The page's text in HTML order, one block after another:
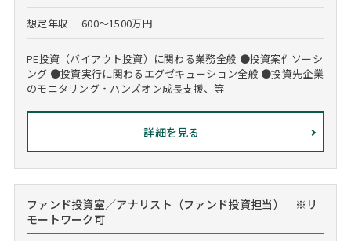
想定年収 600～1500万円
PE投資（バイアウト投資）に関わる業務全般 ●投資案件ソーシ
ング ●投資実行に関わるエグゼキューション全般 ●投資先企業
のモニタリング・ハンズオン成長支援、等
詳細を見る
ファンド投資室／アナリスト（ファンド投資担当） ※リ
モートワーク可